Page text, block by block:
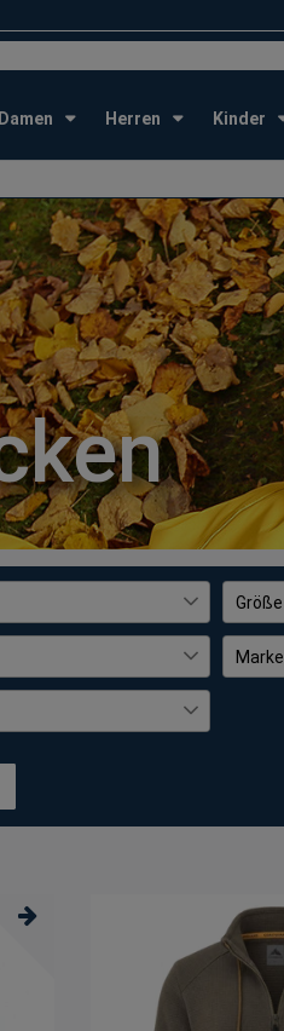
Damen Herren Kinder
2
27
Größe
S
M
5XL
6XL
2
32
Marke
Sea
modAS